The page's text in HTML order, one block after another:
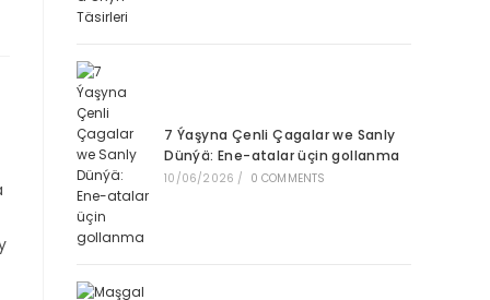
7 Ýaşyna Çenli Çagalar we Sanly
Dünýä: Ene-atalar üçin gollanma
10/06/2026 / 0 COMMENTS